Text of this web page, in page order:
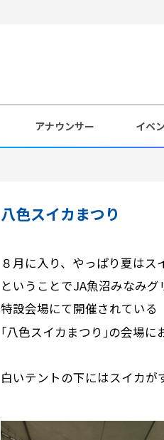
アナウンサー イベ
八色スイカまつり
８月に入り、やっぱり夏はス
ということでJA魚沼みなみ
特設会場にて開催されている
｢八色スイカまつり｣の会場に
白いテントの下にはスイカが